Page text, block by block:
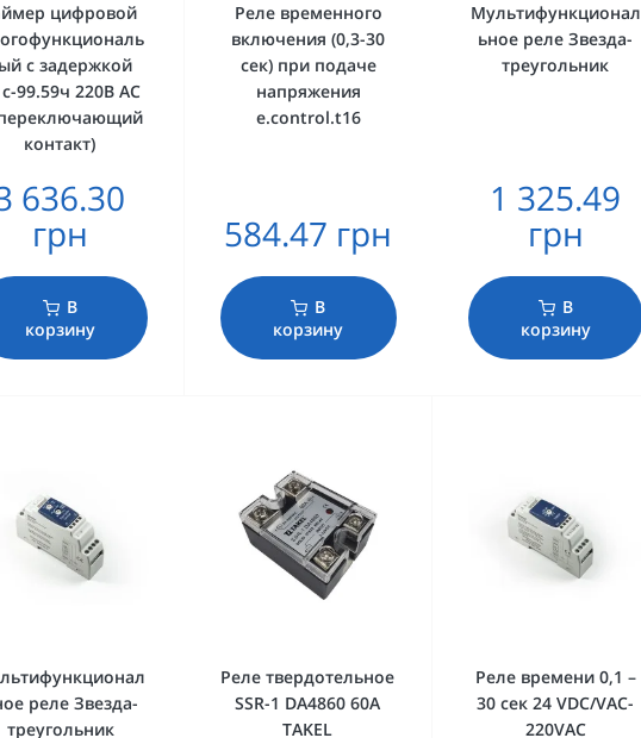
цифровой
с задержкой
99.59ч 220В AC
контакт)
636.30
грн
В
корзину
Реле временного
включения (0,3-30
сек) при подаче
напряжения
e.control.t16
584.47 грн
В
корзину
Мультифункционал
ьное реле Звезда-
треугольник
1 325.49
грн
В
корзину
реле Звезда-
треугольник
Реле твердотельное
SSR-1 DA4860 60А
TAKEL
Реле времени 0,1 –
30 сек 24 VDC/VAC-
220VAC